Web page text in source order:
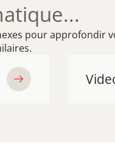
pour approfondir